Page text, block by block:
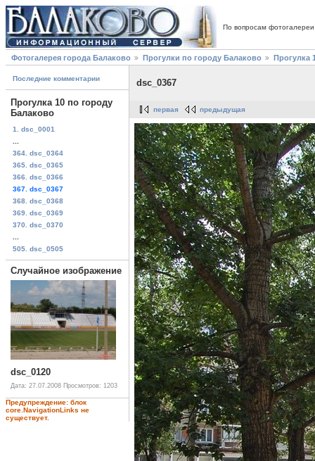
По вопросам
Фотогалерея города Балаково Прогулки по городу Балаково Прогулка
Последние комментарии
Прогулка 10 по городу
Балаково
1. dsc_0001
364. dsc_0364
365. dsc_0365
366. dsc_0366
367. dsc_0367
368. dsc_0368
369. dsc_0369
370. dsc_0370
505. dsc_0505
Случайное изображение
dsc_0120
Дата: 27.07.2008 Просмотров: 1203
Предупреждение: блок
core.NavigationLinks не
существует.
dsc_0367
первая предыдущая